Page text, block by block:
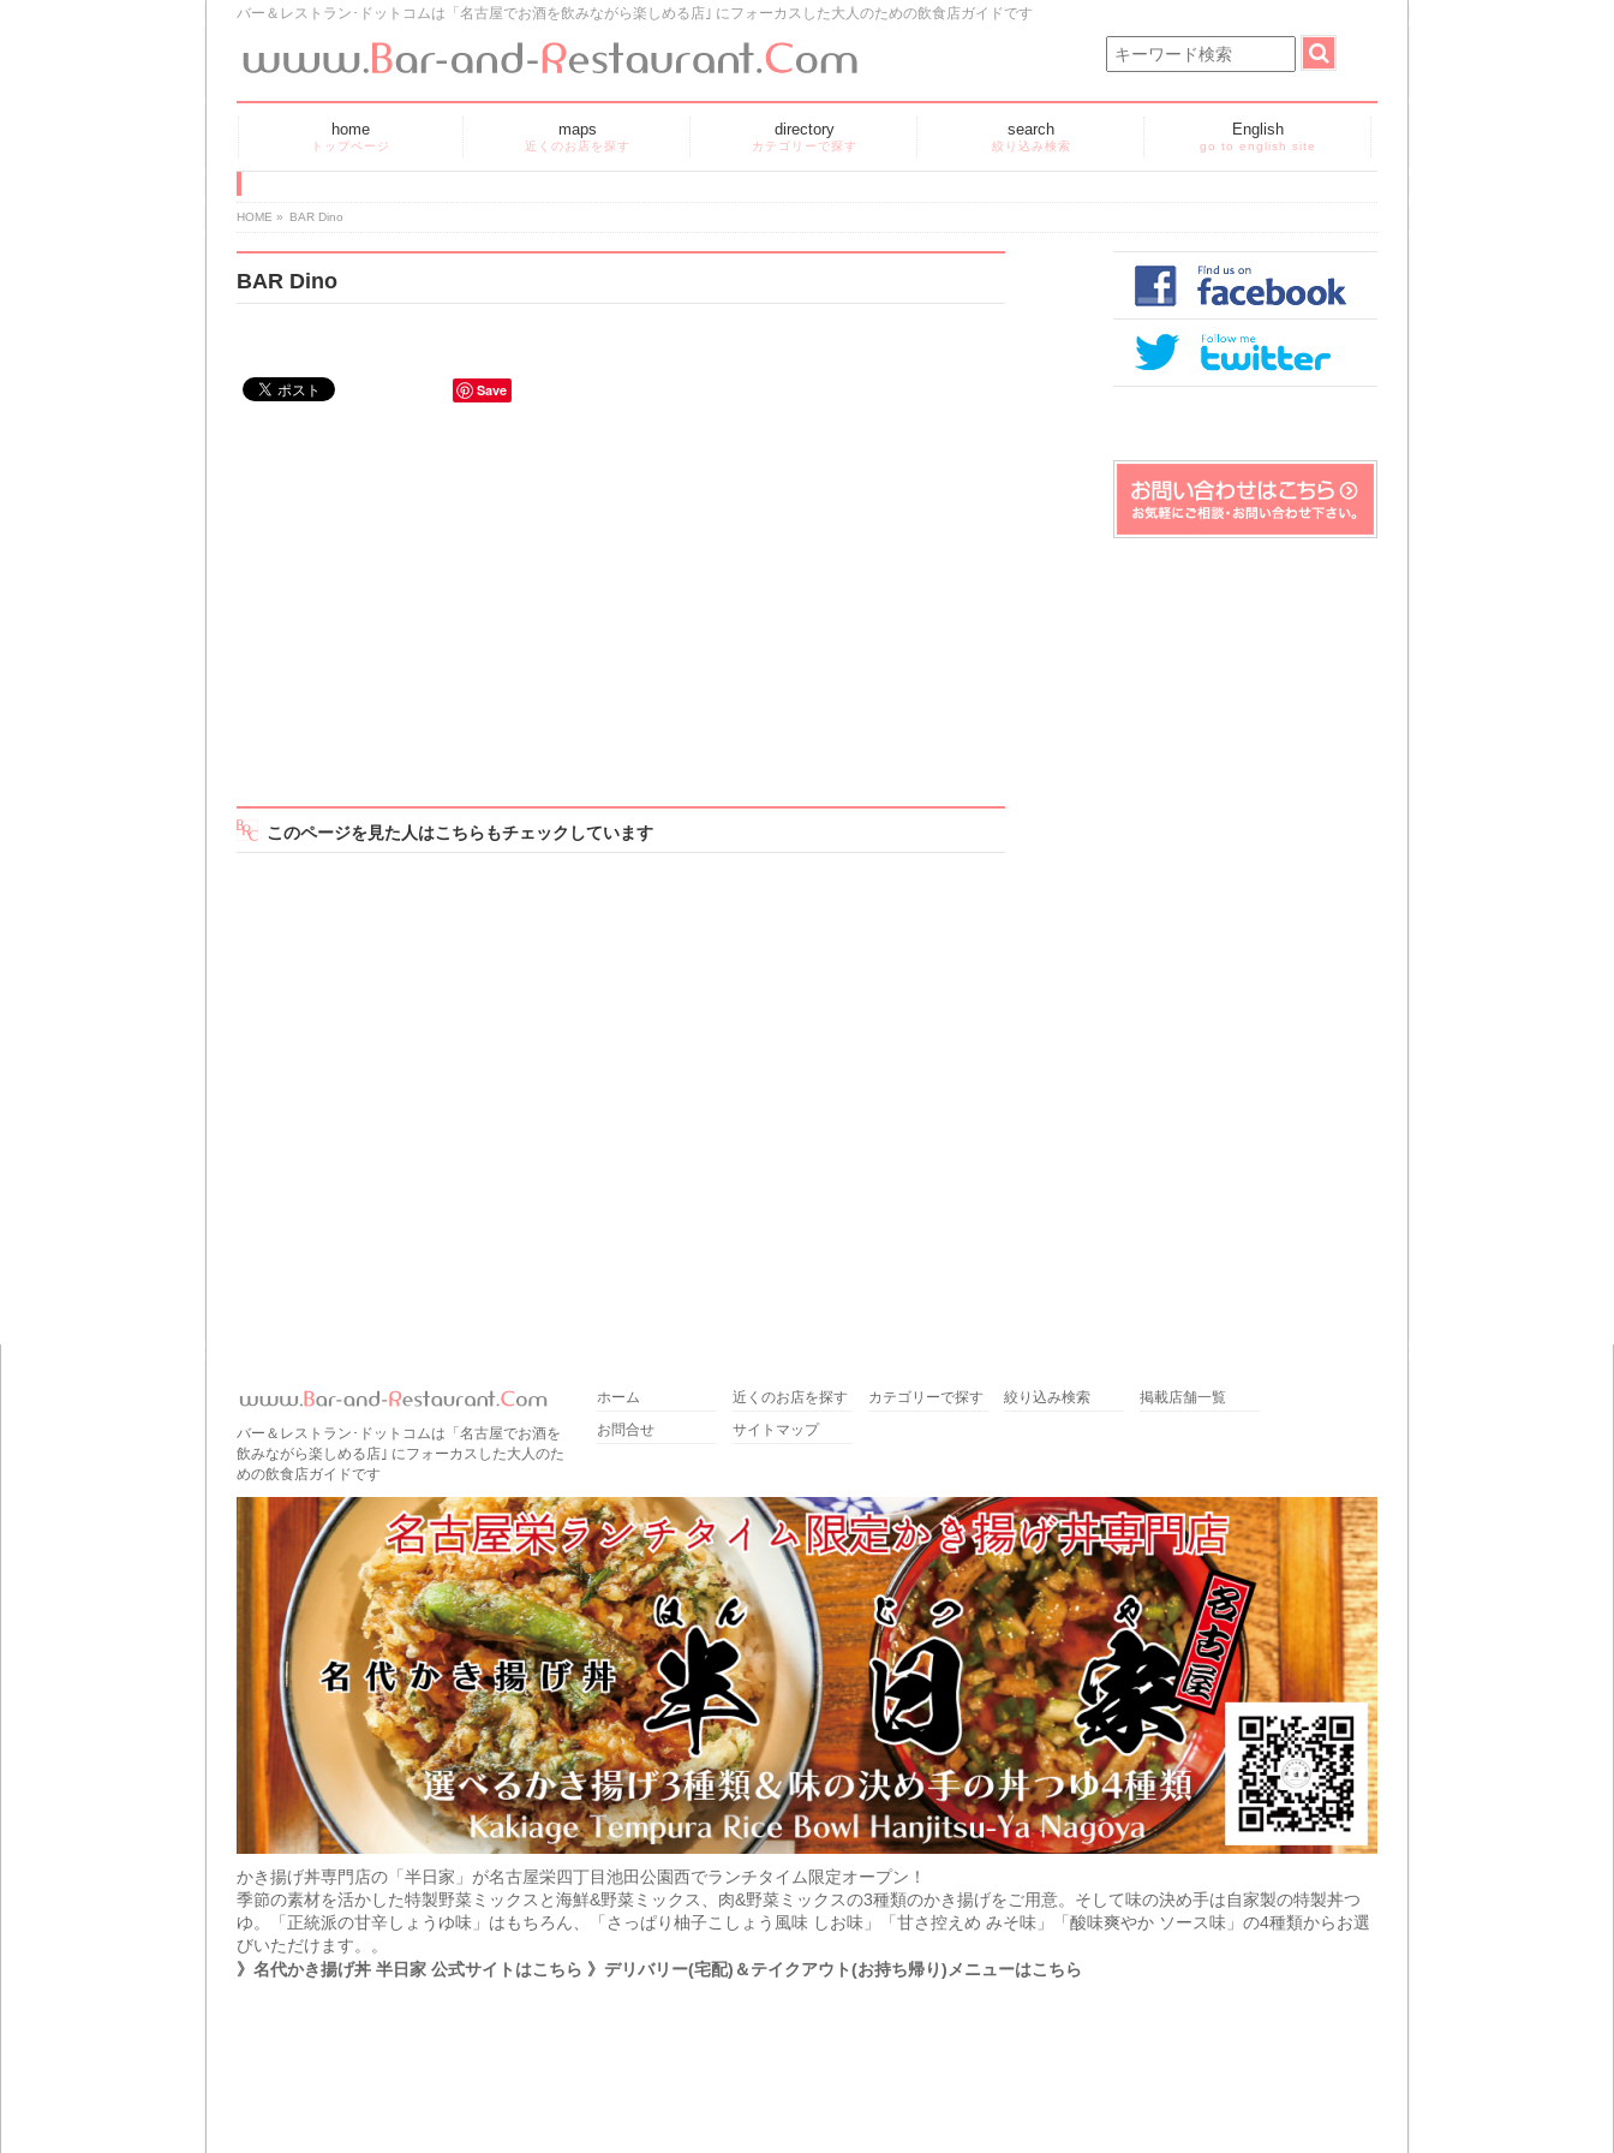
バー＆レストラン･ドットコムは「名古屋でお酒を飲みながら楽しめる店｣ にフォーカスした大人のための飲食店ガイドです
home
トップページ
maps
近くのお店を探す
directory
カテゴリーで探す
search
絞り込み検索
English
go to english site
HOME » BAR Dino
BAR Dino
Save
このページを見た人はこちらもチェックしています
バー＆レストラン･ドットコムは「名古屋でお酒を
飲みながら楽しめる店｣ にフォーカスした大人のた
めの飲食店ガイドです
ホーム 近くのお店を探す カテゴリーで探す 絞り込み検索
掲載店舗一覧
お問合せ
サイトマップ
かき揚げ丼専門店の「半日家」が名古屋栄四丁目池田公園西でランチタイム限定オープン！
季節の素材を活かした特製野菜ミックスと海鮮&野菜ミックス、肉&野菜ミックスの3種類のかき揚げをご用意。そして味の決め手は自家製の特製丼つ
ゆ。「正統派の甘辛しょうゆ味」はもちろん、「さっぱり柚子こしょう風味 しお味」「甘さ控えめ みそ味」「酸味爽やか ソース味」の4種類からお選
びいただけます。。
》名代かき揚げ丼 半日家 公式サイトはこちら 》デリバリー(宅配)＆テイクアウト(お持ち帰り)メニューはこちら